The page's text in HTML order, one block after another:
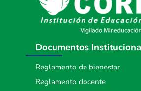
Documentos
Reglamento de bienestar
Reglamento docente